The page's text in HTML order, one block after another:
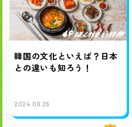
韓国の文化といえば？日本
との違いも知ろう！
2024.06.26